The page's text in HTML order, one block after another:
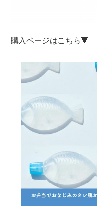
購入ページはこちら🔻